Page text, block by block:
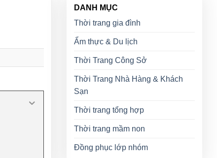
DANH MỤC
Thời trang gia đình
Ẩm thực & Du lịch
Thời Trang Công Sở
Thời Trang Nhà Hàng & Khách
Sạn
Thời trang tổng hợp
Thời trang mầm non
Đồng phục lớp nhóm